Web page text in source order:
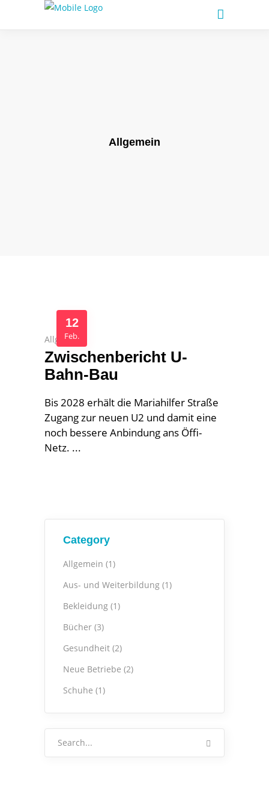
Allgemein
12
Feb.
Allgemein
Zwischenbericht U-
Bahn-Bau
Bis 2028 erhält die Mariahilfer Straße
Zugang zur neuen U2 und damit eine
noch bessere Anbindung ans Öffi-
Netz.
Category
Allgemein (1)
Aus- und Weiterbildung (1)
Bekleidung (1)
Bücher (3)
Gesundheit (2)
Neue Betriebe (2)
Schuhe (1)